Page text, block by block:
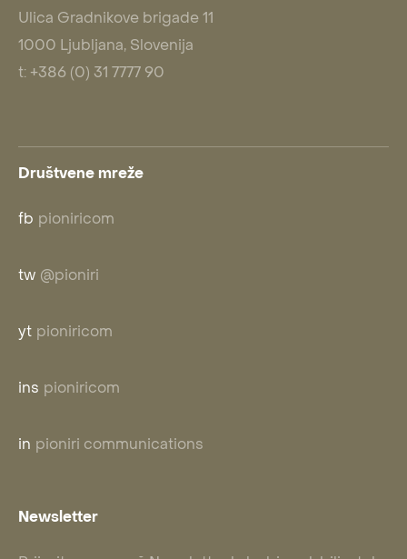
Ulica Gradnikove brigade 11
1000 Ljubljana, Slovenija
t: +386 (0) 31 7777 90
Društvene mreže
fb pioniricom
tw @pioniri
yt pioniricom
ins pioniricom
in pioniri communications
Newsletter